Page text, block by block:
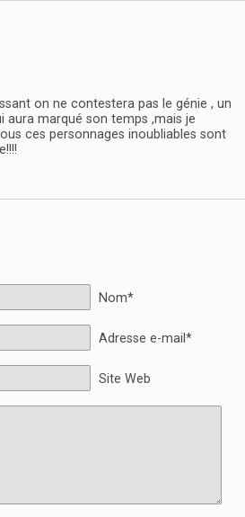
on ne contestera pas le génie , un
aura marqué son temps ,mais je
ces personnages inoubliables sont
Nom*
Adresse e-mail*
Site Web